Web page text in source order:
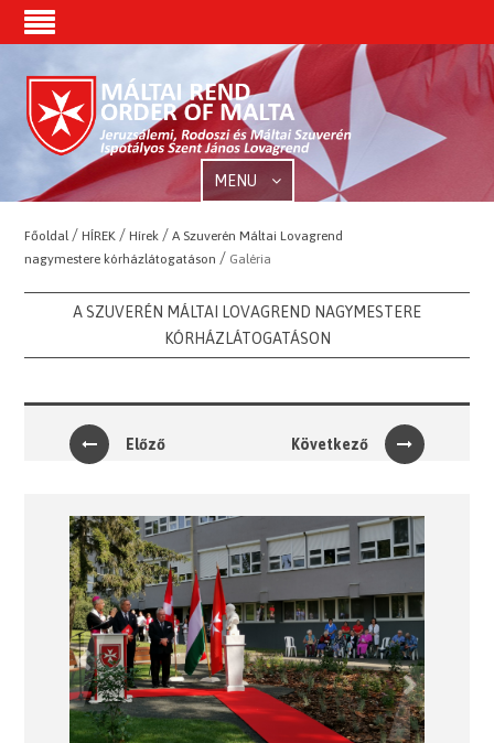
MENU
Főoldal /HÍREK /Hírek /A Szuverén Máltai Lovagrend
nagymestere kórházlátogatáson / Galéria
A SZUVERÉN MÁLTAI LOVAGREND NAGYMESTERE
KÓRHÁZLÁTOGATÁSON
Előző Következő
Previous Next